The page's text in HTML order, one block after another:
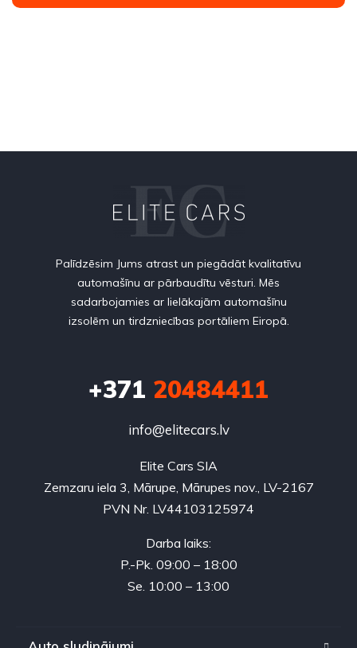
Palīdzēsim Jums atrast un piegādāt kvalitatīvu
automašīnu ar pārbaudītu vēsturi. Mēs
sadarbojamies ar lielākajām automašīnu
izsolēm un tirdzniecības portāliem Eiropā.
+371 20484411
info@elitecars.lv
Elite Cars SIA
Zemzaru iela 3, Mārupe, Mārupes nov., LV-2167
PVN Nr. LV44103125974
Darba laiks:
P.-Pk. 09:00 – 18:00
Se. 10:00 – 13:00